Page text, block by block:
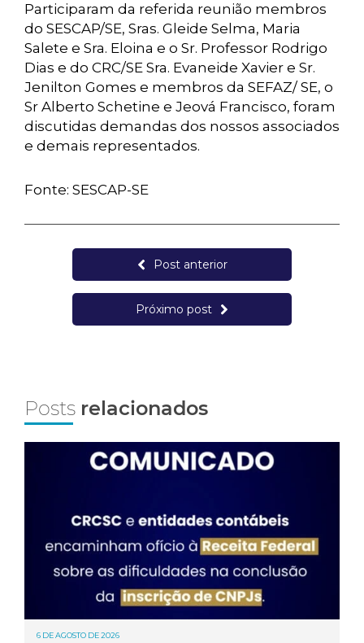
Participaram da referida reunião membros
do SESCAP/SE, Sras. Gleide Selma, Maria
Salete e Sra. Eloina e o Sr. Professor Rodrigo
Dias e do CRC/SE Sra. Evaneide Xavier e Sr.
Jenilton Gomes e membros da SEFAZ/ SE, o
Sr Alberto Schetine e Jeová Francisco, foram
discutidas demandas dos nossos associados
e demais representados.
Fonte: SESCAP-SE
Post anterior
Próximo post
Posts relacionados
6 DE AGOSTO DE 2026